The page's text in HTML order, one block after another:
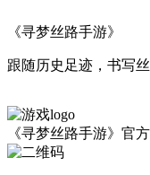
《寻梦丝路手游》
跟随历史足迹，书写
《寻梦丝路手游》官